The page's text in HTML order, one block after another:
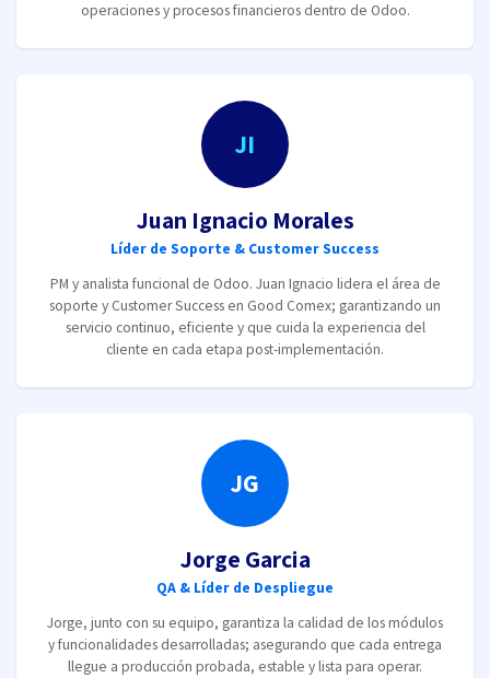
operaciones y procesos financieros dentro de Odoo.
JI
Juan Ignacio Morales
Líder de Soporte & Customer Success
PM y analista funcional de Odoo. Juan Ignacio lidera el área de
soporte y Customer Success en Good Comex; garantizando un
servicio continuo, eficiente y que cuida la experiencia del
cliente en cada etapa post-implementación.
JG
Jorge Garcia
QA & Líder de Despliegue
Jorge, junto con su equipo, garantiza la calidad de los módulos
y funcionalidades desarrolladas; asegurando que cada entrega
llegue a producción probada, estable y lista para operar.